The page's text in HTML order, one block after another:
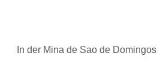
In der Mina de Sao de Domingos